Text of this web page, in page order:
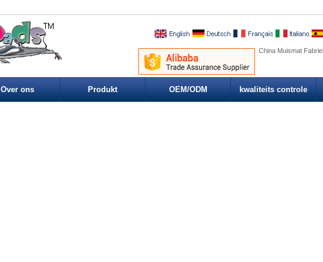
China Muismat
Over ons Produkt OEM/ODM kwaliteits controle